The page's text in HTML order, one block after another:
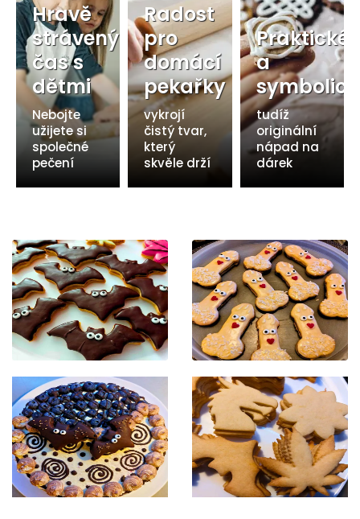
Hravě
strávený
čas s
dětmi
Nebojte
užijete si
společné
pečení
Radost
pro
domácí
pekařky
vykrojí
čistý tvar,
který
skvěle drží
Praktické
a
tudíž
originální
nápad na
dárek